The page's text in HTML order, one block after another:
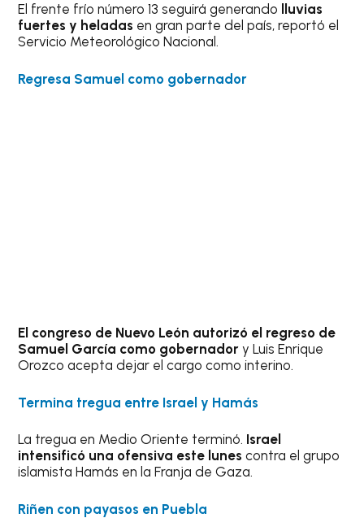
El frente frío número 13 seguirá generando
lluvias
fuertes y heladas en gran parte del país, reportó el
Servicio Meteorológico Nacional.
Regresa Samuel como gobernador
El congreso de Nuevo León autorizó el regreso de
Samuel García como gobernadory Luis Enrique
Orozco acepta dejar el cargo como interino.
Termina tregua entre Israel y Hamás
La tregua en Medio Oriente terminó. Israel
intensificó una ofensiva este lunescontra el grupo
islamista Hamás en la Franja de Gaza.
Riñen con payasos en Puebla